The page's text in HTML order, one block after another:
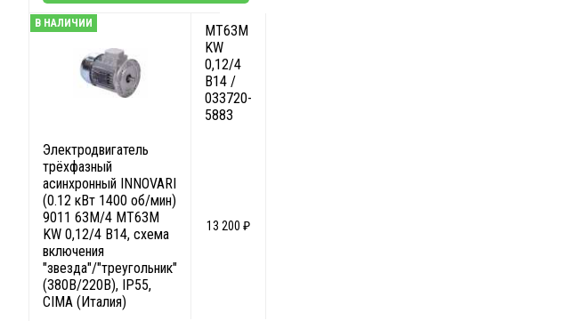
В НАЛИЧИИ
MT63M
KW
0,12/4
B14 /
033720-
5883
Электродвигатель
трёхфазный
асинхронный INNOVARI
(0.12 кВт 1400 об/мин)
9011 63M/4 MT63M
KW 0,12/4 B14, схема
включения
"звезда"/"треугольник"
(380В/220В), IP55,
CIMA (Италия)
13 200 ₽